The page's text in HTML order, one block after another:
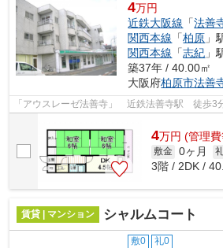
4万円
近鉄大阪線 「法善
関西本線 「柏原 」
関西本線 「志紀 」
築37年 / 40.00㎡
大阪府柏原市法善
「アウスレーゼ法善寺」 近鉄法善寺駅 徒歩3
4万円 (管理
敷金 0ヶ月
3階 / 2DK /
賃貸 | マンション シャルムコート
敷0 礼0